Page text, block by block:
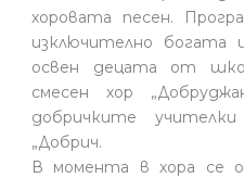
хоровата песен.
изключително богата
освен децата от
смесен хор
добричките
„Добрич.
В момента в хора се